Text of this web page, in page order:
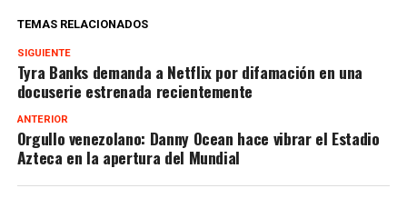
TEMAS RELACIONADOS
SIGUIENTE
Tyra Banks demanda a Netflix por difamación en una
docuserie estrenada recientemente
ANTERIOR
Orgullo venezolano: Danny Ocean hace vibrar el Estadio
Azteca en la apertura del Mundial